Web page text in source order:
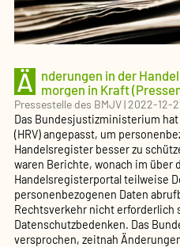
Ä nderungen in der
morgen in Kraft
Pressestelle des BMJV|2022-12-
Das Bundesjustizministerium
(HRV) angepasst, um
Handelsregister besser zu
waren Berichte, wonach im über
Handelsregisterportal teilweise
personenbezogenen Daten
Rechtsverkehr nicht erforderlich
Datenschutzbedenken. Das
versprochen, zeitnah